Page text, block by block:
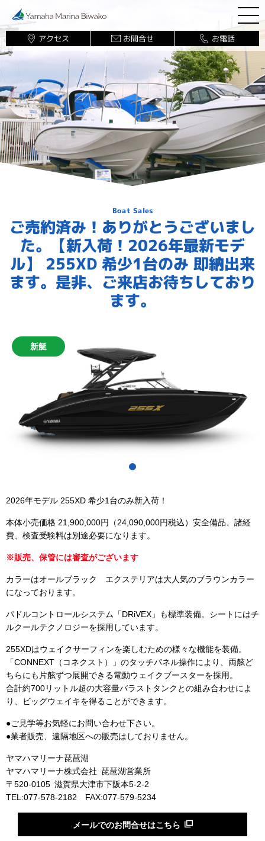
アクセス お問合せ お電話
マリーナ案内
ボート販売
ボート販売（新艇・中古艇）
ヤマハ新艇ラインナップカタログ
ご購入について
法人での購入について
ボート保管業務
レンタル・チャーター
船舶免許
琵琶湖で遊ぶ
ご売約済み！ありがとうございまし
た。【新入荷！2026年最新モデ
ル】 255XD 希少1台のみ 即納出来
ます。是非、ご来店お待ちしており
ます。
新艇
2026年モデル 255XD 希少1台のみ新入荷！
本体小売価格 21,900,000円（24,090,000円税込）安全備品、諸経
費、検査受験料は別途必要になります。
※販売、保管には審査がございます
カラーはオールブラック エクステリアは大人気のブラウンカラー
になっております。
パドルコントロールシステム「DRiVEX」も標準装備。シートにはチ
ルクールテクノロジーを採用しています。
255XDはウェイクサーフィンを楽しむための様々な機能を装備。
「CONNEXT（コネクスト）」のタッチパネル操作により、両舷ど
ちらにも片舷ずつ展開できる電動ウェイクブースターを採用。
合計約700リットル超の大容量バラストタンクとの組み合わせによ
り、ビッグウェイキを得ることができます。
●ご見学等お気軽にお問い合わせ下さい。
●業者販売、遠隔地区への販売はしておりません。
ヤマハマリーナ琵琶湖
ヤマハマリーナ株式会社 琵琶湖営業所
〒520-0105 滋賀県大津市下阪本5-2-2
TEL:077-578-2182 FAX:077-579-5234
メールでのお問合せはこちら